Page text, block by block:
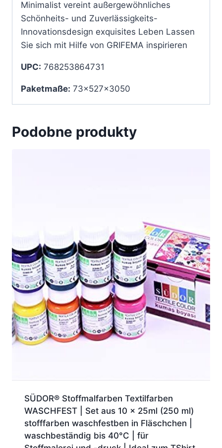
Minimalist vereint außergewöhnliches
Schönheits- und Zuverlässigkeits-
Innovationsdesign exquisites Leben Lassen
Sie sich mit Hilfe von GRIFEMA inspirieren
UPC: 768253864731
Paketmaße: 73x527x3050
Podobne produkty
SÜDOR® Stoffmalfarben Textilfarben
WASCHFEST | Set aus 10 x 25ml (250 ml)
stofffarben waschfestben in Fläschchen |
waschbeständig bis 40°C | für